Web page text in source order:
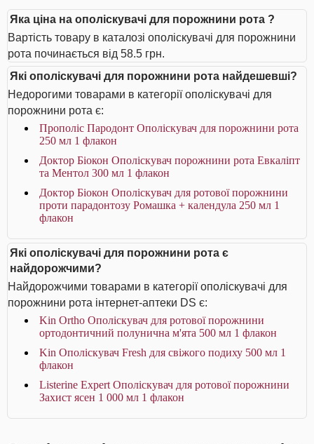
Яка ціна на ополіскувачі для порожнини рота ?
Вартість товару в каталозі ополіскувачі для порожнини
рота починається від 58.5 грн.
Які ополіскувачі для порожнини рота найдешевші?
Недорогими товарами в категорії ополіскувачі для
порожнини рота є:
Прополіс Пародонт Ополіскувач для порожнини рота
250 мл 1 флакон
Доктор Біокон Ополіскувач порожнини рота Евкаліпт
та Ментол 300 мл 1 флакон
Доктор Біокон Ополіскувач для ротової порожнини
проти парадонтозу Ромашка + календула 250 мл 1
флакон
Які ополіскувачі для порожнини рота є
найдорожчими?
Найдорожчими товарами в категорії ополіскувачі для
порожнини рота інтернет-аптеки DS є:
Kin Ortho Ополіскувач для ротової порожнини
ортодонтичний полунична м'ята 500 мл 1 флакон
Kin Ополіскувач Fresh для свіжого подиху 500 мл 1
флакон
Listerine Expert Ополіскувач для ротової порожнини
Захист ясен 1 000 мл 1 флакон